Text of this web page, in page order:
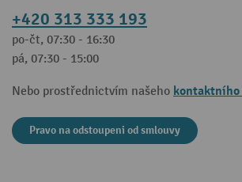
+420 313 333 193
po-čt, 07:30 - 16:30
pá, 07:30 - 15:00
Nebo prostřednictvím našeho
Pravo na odstoupeni od smlouvy